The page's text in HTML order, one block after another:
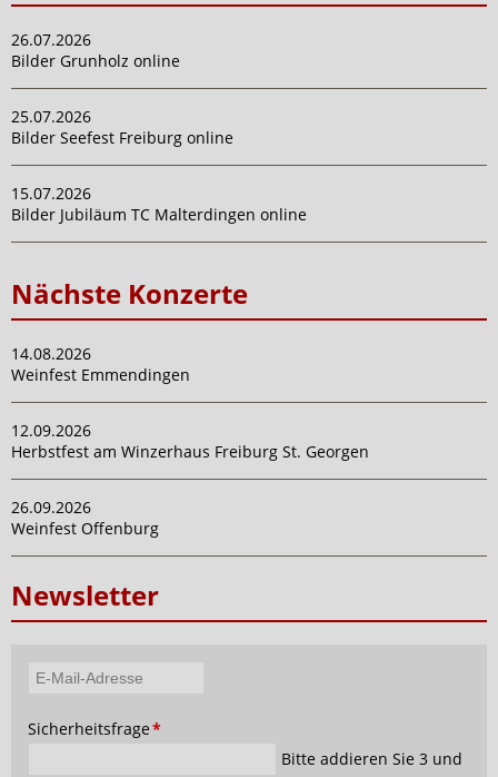
26.07.2026
Bilder Grunholz online
25.07.2026
Bilder Seefest Freiburg online
15.07.2026
Bilder Jubiläum TC Malterdingen online
Nächste Konzerte
14.08.2026
Weinfest Emmendingen
12.09.2026
Herbstfest am Winzerhaus Freiburg St. Georgen
26.09.2026
Weinfest Offenburg
Newsletter
Adresse
Pflichtfeld
Sicherheitsfrage*
Bitte addieren Sie 3 und